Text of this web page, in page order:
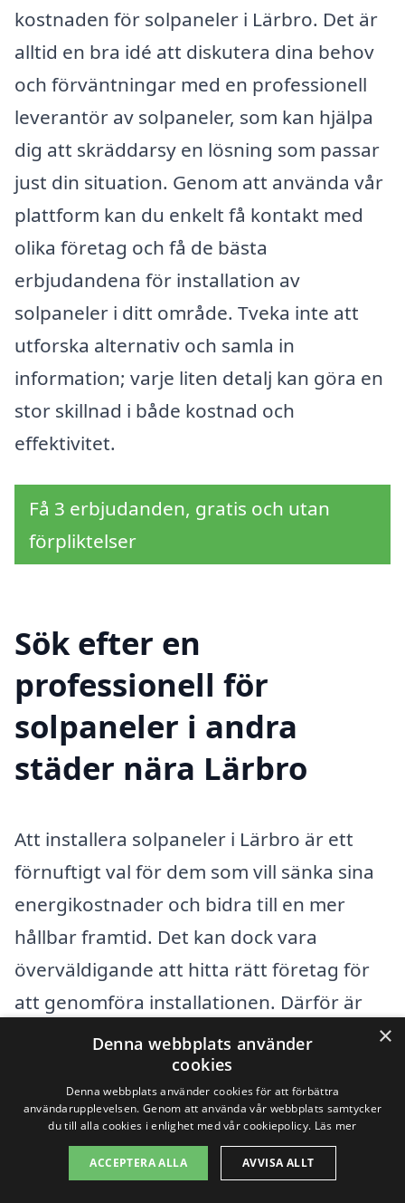
kostnaden för solpaneler i Lärbro. Det är
alltid en bra idé att diskutera dina behov
och förväntningar med en professionell
leverantör av solpaneler, som kan hjälpa
dig att skräddarsy en lösning som passar
just din situation. Genom att använda vår
plattform kan du enkelt få kontakt med
olika företag och få de bästa
erbjudandena för installation av
solpaneler i ditt område. Tveka inte att
utforska alternativ och samla in
information; varje liten detalj kan göra en
stor skillnad i både kostnad och
effektivitet.
Få 3 erbjudanden, gratis och utan
förpliktelser
Sök efter en
professionell för
solpaneler i andra
städer nära Lärbro
Att installera solpaneler i Lärbro är ett
förnuftigt val för dem som vill sänka sina
energikostnader och bidra till en mer
hållbar framtid. Det kan dock vara
överväldigande att hitta rätt företag för
att genomföra installationen. Därför är
det en bra idé att också överväga företag
som ligger i nära liggande städer. Här är
några städer i närheten av Lärbro där du
kan hitta specialister på solpaneler:
×
Denna webbplats använder
cookies
Denna webbplats använder cookies för att förbättra
användarupplevelsen. Genom att använda vår webbplats samtycker
du till alla cookies i enlighet med vår cookiepolicy. Läs mer
ACCEPTERA ALLA AVVISA ALLT